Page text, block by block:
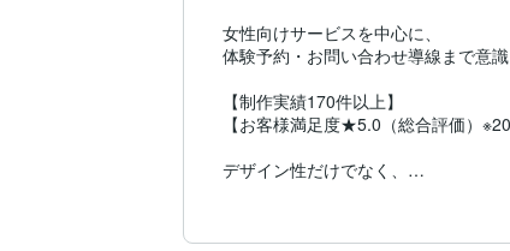
女性向けサービスを中心に、
体験予約・お問い合わせ導線まで意
【制作実績170件以上】
【お客様満足度★5.0（総合評価）
デザイン性だけでなく、
◎修正は納得いくまで対応